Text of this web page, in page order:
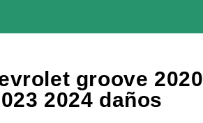
groove 2020
2024 daños